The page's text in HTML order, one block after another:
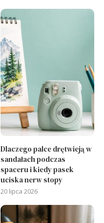
Dlaczego palce drętwieją w
sandałach podczas
spaceru i kiedy pasek
uciska nerw stopy
20 lipca 2026